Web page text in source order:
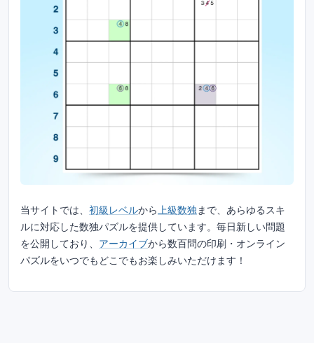
当サイトでは、 初級レベルから上級数独まで、あらゆるスキ
ルに対応した数独パズルを提供しています。毎日新しい問題
を公開しており、 アーカイブから数百問の印刷・オンライン
パズルをいつでもどこでもお楽しみいただけます！